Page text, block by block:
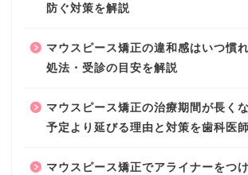
防ぐ対策を解説
マウスピース矯正の違和感はいつ慣
処法・受診の目安を解説
マウスピース矯正の治療期間が長く
予定より延びる理由と対策を歯科医
マウスピース矯正でアライナーをつ